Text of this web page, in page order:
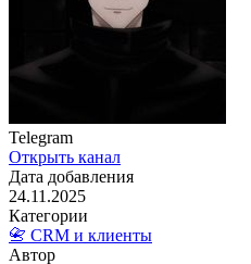
Telegram
Открыть канал
Дата добавления
24.11.2025
Категории
📇 CRM и клиенты
Автор